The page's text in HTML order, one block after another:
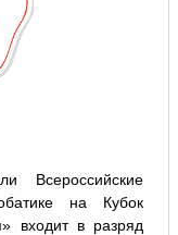
Всероссийские
на Кубок
входит в разряд